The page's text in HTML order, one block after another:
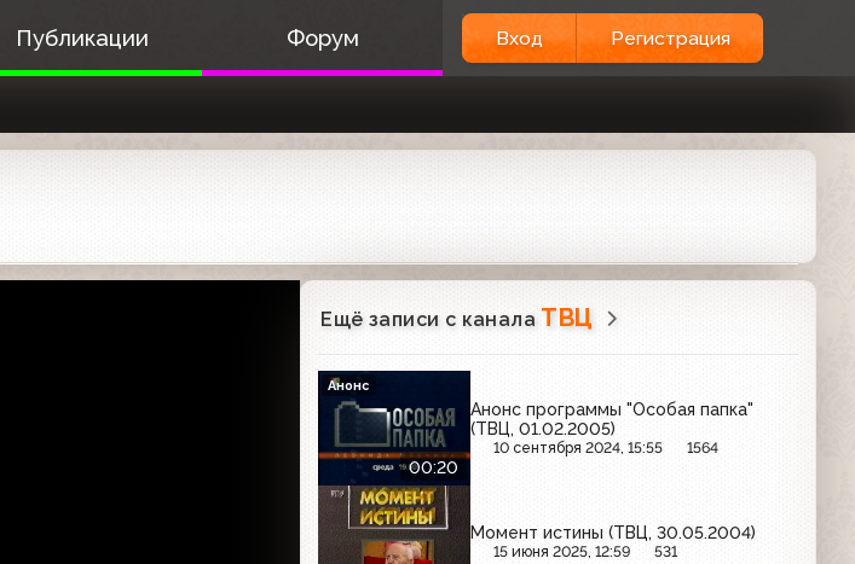
Публикации Форум Вход Регистрация
Ещё записи с канала ТВЦ
00:20
Анонс программы "Особая папка"
(ТВЦ, 01.02.2005)
10 сентября 2024, 15:55 1564
Анонс
Момент истины (ТВЦ, 30.05.2004)
15 июня 2025, 12:59 531